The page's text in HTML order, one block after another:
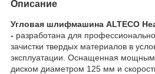
Описание
Угловая шлифмашина ALTECO
- разработана для
зачистки твердых материалов в
эксплуатации. Оснащенная мощным
диском диаметром 125 мм и